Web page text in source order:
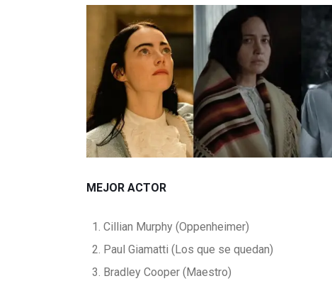
MEJOR ACTOR
Cillian Murphy (Oppenheimer)
Paul Giamatti (Los que se quedan)
Bradley Cooper (Maestro)